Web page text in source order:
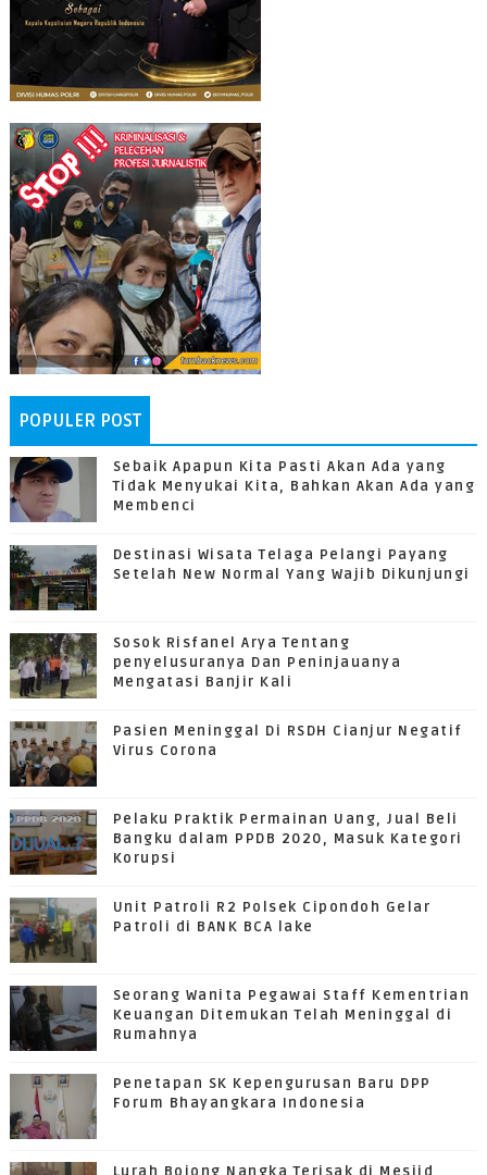
POPULER POST
Sebaik Apapun Kita Pasti Akan Ada yang
Tidak Menyukai Kita, Bahkan Akan Ada yang
Membenci
Destinasi Wisata Telaga Pelangi Payang
Setelah New Normal Yang Wajib Dikunjungi
Sosok Risfanel Arya Tentang
penyelusuranya Dan Peninjauanya
Mengatasi Banjir Kali
Pasien Meninggal Di RSDH Cianjur Negatif
Virus Corona
Pelaku Praktik Permainan Uang, Jual Beli
Bangku dalam PPDB 2020, Masuk Kategori
Korupsi
Unit Patroli R2 Polsek Cipondoh Gelar
Patroli di BANK BCA lake
Seorang Wanita Pegawai Staff Kementrian
Keuangan Ditemukan Telah Meninggal di
Rumahnya
Penetapan SK Kepengurusan Baru DPP
Forum Bhayangkara Indonesia